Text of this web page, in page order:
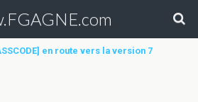
en route vers la version 7